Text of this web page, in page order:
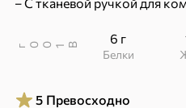
В
1 00
г
6 г
Белки
5 Превосходно
36 г 7,2 ₽
В